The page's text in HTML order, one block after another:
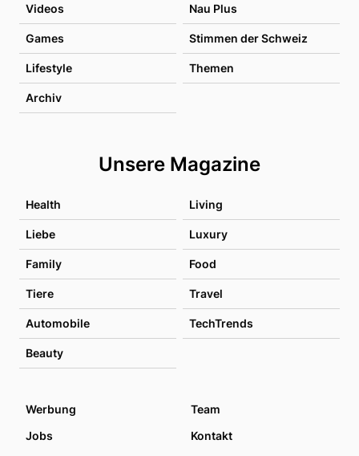
Videos Nau Plus
Games Stimmen der Schweiz
Lifestyle Themen
Archiv
Unsere Magazine
Health Living
Liebe Luxury
Family Food
Tiere Travel
Automobile TechTrends
Beauty
Werbung
Team
Jobs
Kontakt